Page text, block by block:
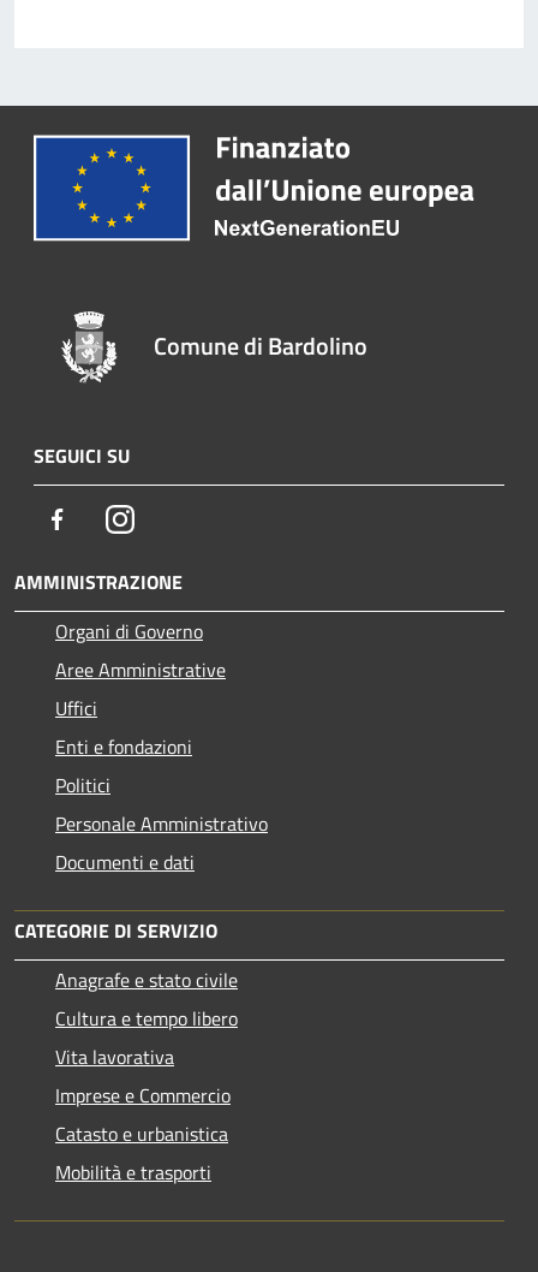
Comune di Bardolino
SEGUICI SU
FacebookInstagram
AMMINISTRAZIONE
Organi di Governo
Aree Amministrative
Uffici
Enti e fondazioni
Politici
Personale Amministrativo
Documenti e dati
CATEGORIE DI SERVIZIO
Anagrafe e stato civile
Cultura e tempo libero
Vita lavorativa
Imprese e Commercio
Catasto e urbanistica
Mobilità e trasporti